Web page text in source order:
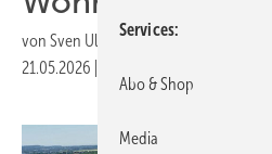
von Sven Ullrich
21.05.2026
Services
Abo & Shop
Media